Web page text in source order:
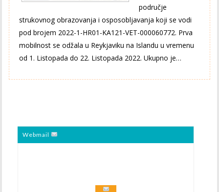
područje
strukovnog obrazovanja i osposobljavanja koji se vodi
pod brojem 2022-1-HR01-KA121-VET-000060772. Prva
mobilnost se odžala u Reykjaviku na Islandu u vremenu
od 1. Listopada do 22. Listopada 2022. Ukupno je…
Webmail